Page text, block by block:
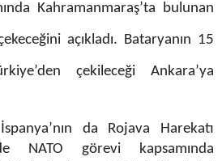
Kahramanmaraş’ta bulunan
açıkladı. Bataryanın 15
çekileceği Ankara’ya
İspanya’nın da Rojava Harekatı
NATO görevi kapsamında